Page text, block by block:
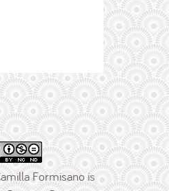
Formisanois